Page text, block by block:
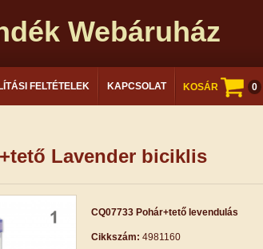
Webáruház
FELTÉTELEK KAPCSOLAT KOSÁR 0
Lavender biciklis
CQ07733 Pohár+tető levendulás
Cikkszám: 4981160